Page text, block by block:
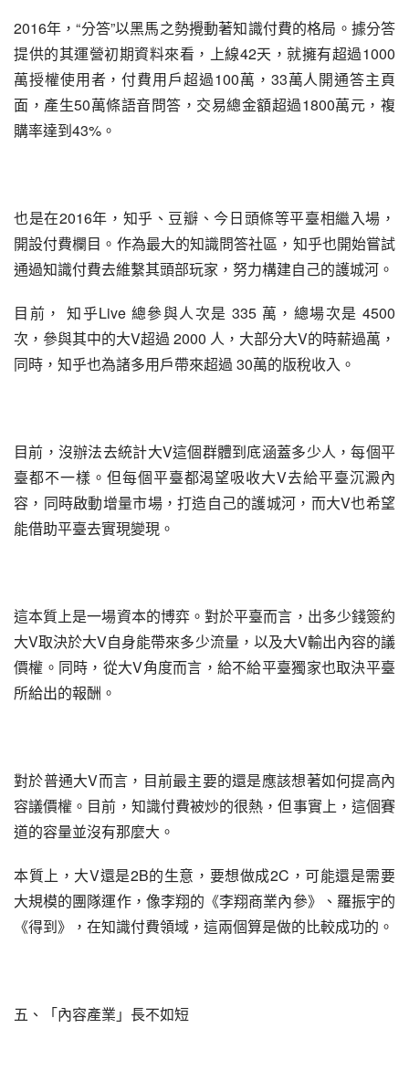
2016年，“分答”以黑馬之勢攪動著知識付費的格局。據分答
提供的其運營初期資料來看，上線42天，就擁有超過1000
萬授權使用者，付費用戶超過100萬，33萬人開通答主頁
面，產生50萬條語音問答，交易總金額超過1800萬元，複
購率達到43%。
也是在2016年，知乎、豆瓣、今日頭條等平臺相繼入場，
開設付費欄目。作為最大的知識問答社區，知乎也開始嘗試
通過知識付費去維繫其頭部玩家，努力構建自己的護城河。
目前， 知乎Live 總參與人次是 335 萬，總場次是 4500
次，參與其中的大V超過 2000 人，大部分大V的時薪過萬，
同時，知乎也為諸多用戶帶來超過 30萬的版稅收入。
目前，沒辦法去統計大V這個群體到底涵蓋多少人，每個平
臺都不一樣。但每個平臺都渴望吸收大V去給平臺沉澱內
容，同時啟動增量市場，打造自己的護城河，而大V也希望
能借助平臺去實現變現。
這本質上是一場資本的博弈。對於平臺而言，出多少錢簽約
大V取決於大V自身能帶來多少流量，以及大V輸出內容的議
價權。同時，從大V角度而言，給不給平臺獨家也取決平臺
所給出的報酬。
對於普通大V而言，目前最主要的還是應該想著如何提高內
容議價權。目前，知識付費被炒的很熱，但事實上，這個賽
道的容量並沒有那麼大。
本質上，大V還是2B的生意，要想做成2C，可能還是需要
大規模的團隊運作，像李翔的《李翔商業內參》、羅振宇的
《得到》，在知識付費領域，這兩個算是做的比較成功的。
五、「內容產業」長不如短